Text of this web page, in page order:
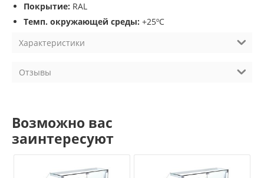
Покрытие: RAL
Темп. окружающей среды: +25ºC
Характеристики
Отзывы
Возможно вас
заинтересуют